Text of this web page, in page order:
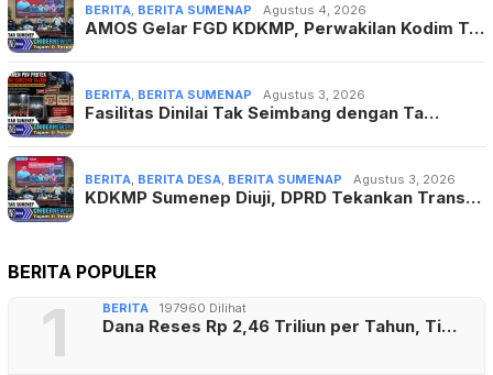
BERITA, BERITA SUMENAP Agustus 4, 2026
AMOS Gelar FGD KDKMP, Perwakilan Kodim T…
BERITA, BERITA SUMENAP Agustus 3, 2026
Fasilitas Dinilai Tak Seimbang dengan Ta…
BERITA, BERITA DESA, BERITA SUMENAP Agustus 3, 2026
KDKMP Sumenep Diuji, DPRD Tekankan Trans…
BERITA POPULER
1 BERITA 197960 Dilihat
Dana Reses Rp 2,46 Triliun per Tahun, Ti…